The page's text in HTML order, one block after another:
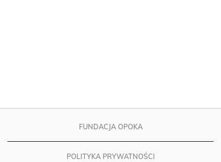
FUNDACJA OPOKA
POLITYKA PRYWATNOŚCI